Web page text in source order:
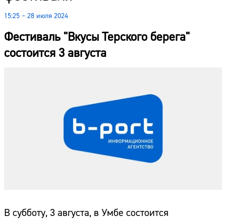
15:25 – 28 июля 2024
Фестиваль "Вкусы Терского берега"
состоится 3 августа
В субботу, 3 августа, в Умбе состоится
Курсы валют